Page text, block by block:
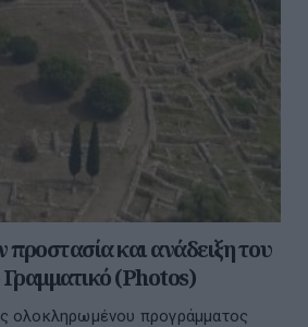
προστασία και ανάδειξη του
(Photos)
ολοκληρωμένου προγράμματος